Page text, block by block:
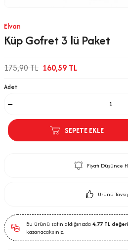
Elvan
Küp Gofret 3 lü Paket
175,90TL 160,59 TL
Adet
SEPETE EKLE
Fiyatı Düşünce
Ürünü
Bu ürünü satın aldığınızda 4,77TL
kazanacaksınız.